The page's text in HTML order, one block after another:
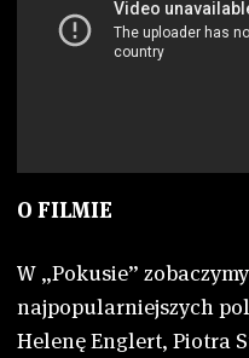
O FILMIE
W „Pokusie”
najpopularniejszych
Helenę Englert, Piotra